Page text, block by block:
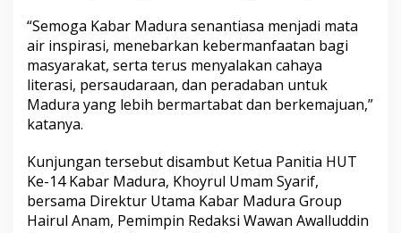
“Semoga Kabar Madura senantiasa menjadi mata
air inspirasi, menebarkan kebermanfaatan bagi
masyarakat, serta terus menyalakan cahaya
literasi, persaudaraan, dan peradaban untuk
Madura yang lebih bermartabat dan berkemajuan,”
katanya.
Kunjungan tersebut disambut Ketua Panitia HUT
Ke-14 Kabar Madura, Khoyrul Umam Syarif,
bersama Direktur Utama Kabar Madura Group
Hairul Anam, Pemimpin Redaksi Wawan Awalluddin